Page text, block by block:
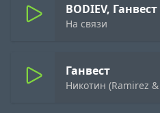
BODIEV, Ганвест
На связи
Ганвест
Никотин (Ramirez